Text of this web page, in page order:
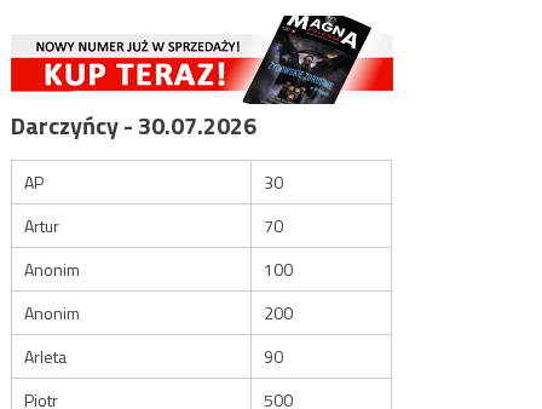
Darczyńcy - 30.07.2026
AP
30
Artur
70
Anonim
100
Anonim
200
Arleta
90
Piotr
500